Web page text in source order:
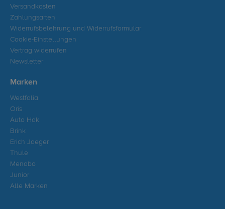
Versandkosten
Zahlungsarten
Widerrufsbelehrung und Widerrufsformular
Cookie-Einstellungen
Vertrag widerrufen
Newsletter
Marken
Westfalia
Oris
Auto Hak
Brink
Erich Jaeger
Thule
Menabo
Junior
Alle Marken